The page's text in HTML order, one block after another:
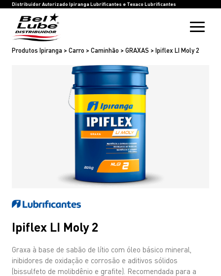
Distribuidor Autorizado Ipiranga Lubrificantes e Texaco Lubrificantes
HOME
BEL LUBE
BLOG
RASTREIE SUA COMPRA
INOVAÇÃO
SAC
IPIRANGA LUBRIFICANTES
TEXACO LUBRIFICANTES
Produtos Ipiranga > Carro > Caminhão > GRAXAS > Ipiflex LI Moly 2
Ipiflex LI Moly 2
Graxa à base de sabão de lítio com óleo básico mineral,
inibidores de oxidação e corrosão e aditivos sólidos
(bissulfeto de molibdênio e grafite). Recomendada para a